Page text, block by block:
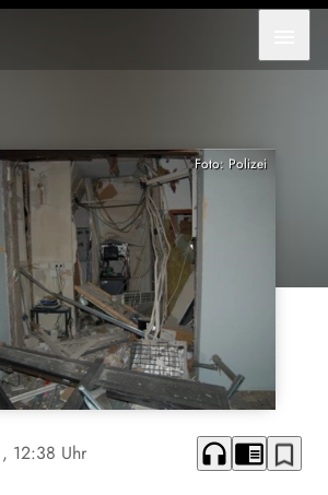
Foto: Polizei
, 12:38 Uhr headphones chrome_reader_mode bookmark_border